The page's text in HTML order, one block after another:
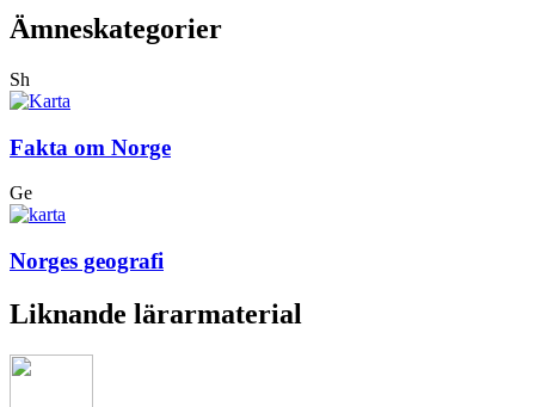
Ämneskategorier
Sh
Fakta om Norge
Ge
Norges geografi
Liknande lärarmaterial